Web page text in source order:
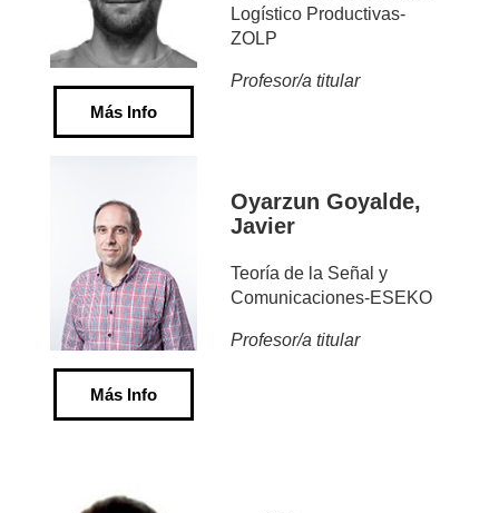
Más Info
Logístico Productivas-
ZOLP
Profesor/a titular
Más Info
Oyarzun Goyalde,
Javier
Teoría de la Señal y
Comunicaciones-ESEKO
Profesor/a titular